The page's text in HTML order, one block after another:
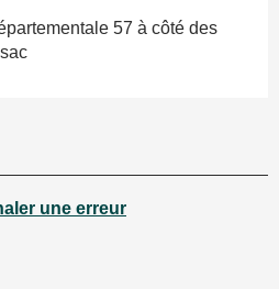
57 à côté des
une erreur